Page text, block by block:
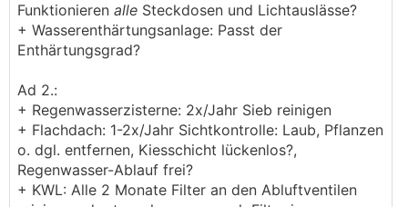
Funktionieren alle Steckdosen und Lichtauslässe?
+ Wasserenthärtungsanlage: Passt der
Enthärtungsgrad?
Ad 2.:
+ Regenwasserzisterne: 2x/Jahr Sieb reinigen
+ Flachdach: 1-2x/Jahr Sichtkontrolle: Laub, Pflanzen
o. dgl. entfernen, Kiesschicht lückenlos?,
Regenwasser-Ablauf frei?
+ KWL: Alle 2 Monate Filter an den Abluftventilen